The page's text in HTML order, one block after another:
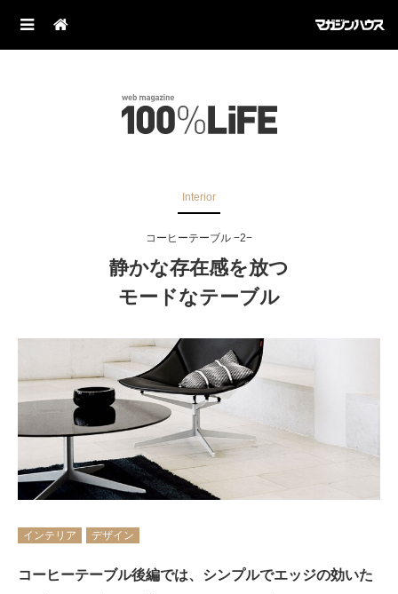
Interior
コーヒーテーブル −2−
静かな存在感を放つ
モードなテーブル
インテリア デザイン
コーヒーテーブル後編では、シンプルでエッジの効いた